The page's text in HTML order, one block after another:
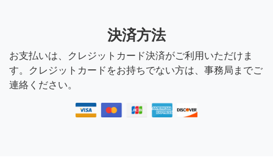
決済方法
お支払いは、クレジットカード決済がご利用いただけま
す。クレジットカードをお持ちでない方は、事務局までご
連絡ください。